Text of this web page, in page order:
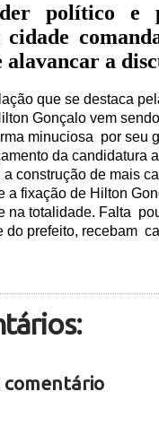
político e
cidade
alavancar a
que se destaca
Gonçalo vem
minuciosa por seu
da candidatura
construção de mais
a fixação de Hilton
na totalidade. Falta
do prefeito, recebam
comentário